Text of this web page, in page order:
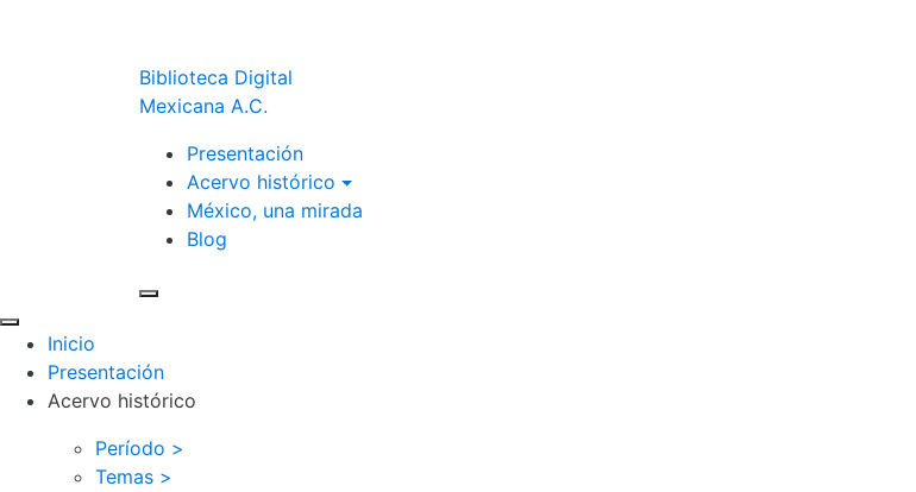
Biblioteca Digital
Mexicana A.C.
Presentación
Acervo histórico
México, una mirada
Blog
Inicio
Presentación
Acervo histórico
Período >
Temas >